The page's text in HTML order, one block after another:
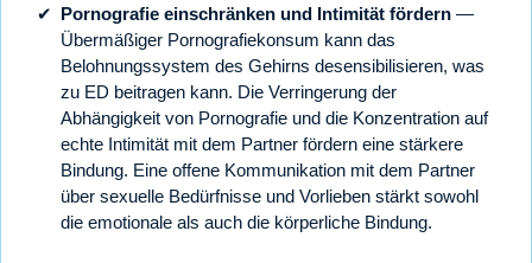
Pornografie einschränken und Intimität fördern —
Übermäßiger Pornografiekonsum kann das
Belohnungssystem des Gehirns desensibilisieren, was
zu ED beitragen kann. Die Verringerung der
Abhängigkeit von Pornografie und die Konzentration auf
echte Intimität mit dem Partner fördern eine stärkere
Bindung. Eine offene Kommunikation mit dem Partner
über sexuelle Bedürfnisse und Vorlieben stärkt sowohl
die emotionale als auch die körperliche Bindung.